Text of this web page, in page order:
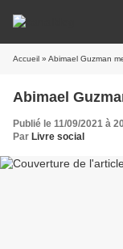
Accueil » Abimael Guzman
Abimael
Publié le 11/09/2021 à
Par Livre social